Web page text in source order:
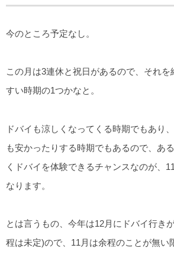
今のところ予定なし。
この月は3連休と祝日があるので、それ
すい時期の1つかなと。
ドバイも涼しくなってくる時期でもあり
も安かったりする時期でもあるので、あ
くドバイを体験できるチャンスなのが、
なります。
とは言うもの、今年は12月にドバイ行き
程は未定)ので、11月は余程のことが無い